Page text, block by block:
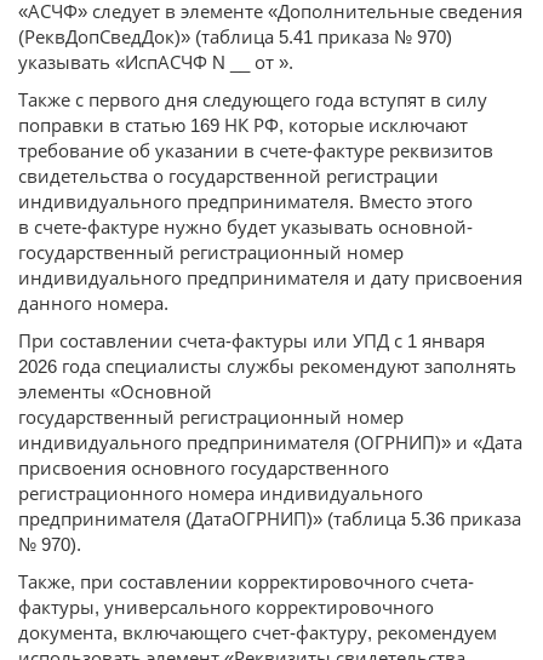
«АСЧФ» следует в элементе «Дополнительные сведения
(РеквДопСведДок)» (таблица 5.41 приказа № 970)
указывать «ИспАСЧФ N __ от ».
Также с первого дня следующего года вступят в силу
поправки в статью 169 НК РФ, которые исключают
требование об указании в счете-фактуре реквизитов
свидетельства о государственной регистрации
индивидуального предпринимателя. Вместо этого
в счете-фактуре нужно будет указывать основной-
государственный регистрационный номер
индивидуального предпринимателя и дату присвоения
данного номера.
При составлении счета-фактуры или УПД с 1 января
2026 года специалисты службы рекомендуют заполнять
элементы «Основной
государственный регистрационный номер
индивидуального предпринимателя (ОГРНИП)» и «Дата
присвоения основного государственного
регистрационного номера индивидуального
предпринимателя (ДатаОГРНИП)» (таблица 5.36 приказа
№ 970).
Также, при составлении корректировочного счета-
фактуры, универсального корректировочного
документа, включающего счет-фактуру, рекомендуем